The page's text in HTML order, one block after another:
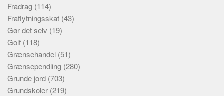
Fradrag (114)
Fraflytningsskat (43)
Gør det selv (19)
Golf (118)
Grænsehandel (51)
Grænsependling (280)
Grunde jord (703)
Grundskoler (219)